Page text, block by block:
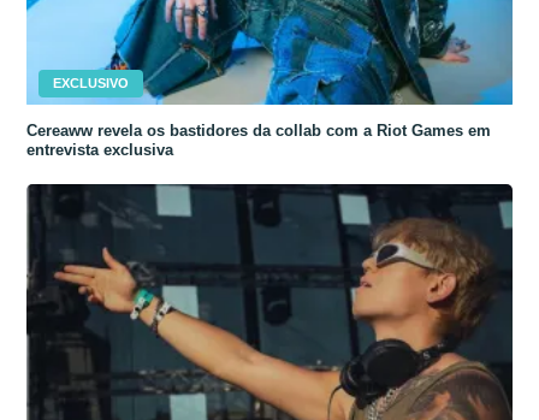
EXCLUSIVO
Cereaww revela os bastidores da collab com a Riot Games em
entrevista exclusiva